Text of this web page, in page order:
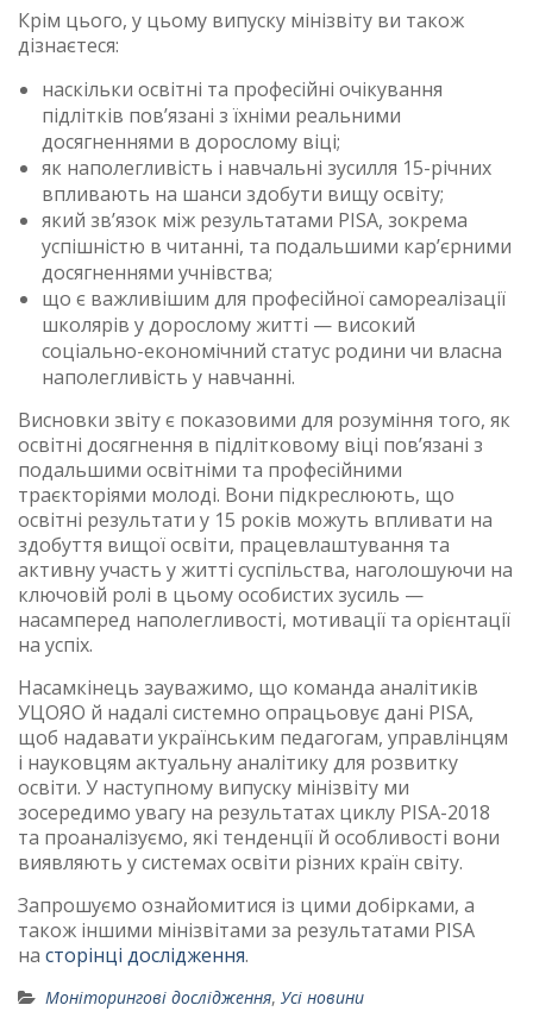
Крім цього, у цьому випуску мінізвіту ви також
дізнаєтеся:
наскільки освітні та професійні очікування
підлітків пов’язані з їхніми реальними
досягненнями в дорослому віці;
як наполегливість і навчальні зусилля 15-річних
впливають на шанси здобути вищу освіту;
який зв’язок між результатами PISA, зокрема
успішністю в читанні, та подальшими кар’єрними
досягненнями учнівства;
що є важливішим для професійної самореалізації
школярів у дорослому житті — високий
соціально-економічний статус родини чи власна
наполегливість у навчанні.
Висновки звіту є показовими для розуміння того, як
освітні досягнення в підлітковому віці пов’язані з
подальшими освітніми та професійними
траєкторіями молоді. Вони підкреслюють, що
освітні результати у 15 років можуть впливати на
здобуття вищої освіти, працевлаштування та
активну участь у житті суспільства, наголошуючи на
ключовій ролі в цьому особистих зусиль —
насамперед наполегливості, мотивації та орієнтації
на успіх.
Насамкінець зауважимо, що команда аналітиків
УЦОЯО й надалі системно опрацьовує дані PISA,
щоб надавати українським педагогам, управлінцям
і науковцям актуальну аналітику для розвитку
освіти. У наступному випуску мінізвіту ми
зосередимо увагу на результатах циклу PISA-2018
та проаналізуємо, які тенденції й особливості вони
виявляють у системах освіти різних країн світу.
Запрошуємо ознайомитися із цими добірками, а
також іншими мінізвітами за результатами PISA
на сторінці дослідження.
Моніторингові дослідження, Усі новини